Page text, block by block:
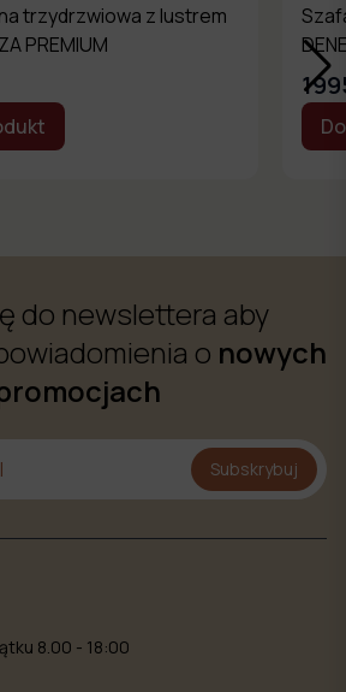
trzydrzwiowa z lustrem
PREMIUM
do newslettera aby
o nowych
Subskrybuj
8.00 - 18:00